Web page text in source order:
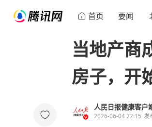
首页 要闻
当地产商
房子，开
人民日报健康客户
2026-06-04 22:15 发